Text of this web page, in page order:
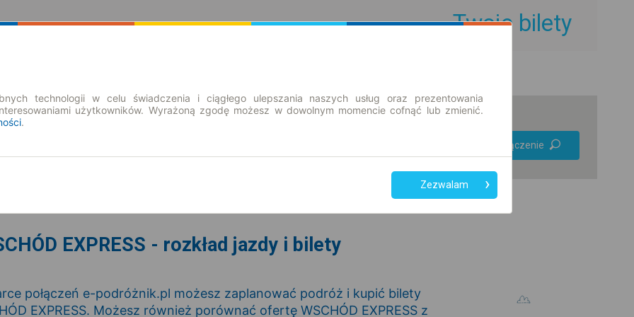
Twoje bilety
Tylko bilet online
Znajdź połączenie
EXPRESS - rozkład jazdy i bilety
połączeń e-podróżnik.pl możesz zaplanować podróż i kupić bilety
EXPRESS. Możesz również porównać ofertę WSCHÓD EXPRESS z
technologii w celu świadczenia i ciągłego ulepszania naszych usług oraz prezentowania
użytkowników. Wyrażoną zgodę możesz w dowolnym momencie cofnąć lub zmienić.
.
Zezwalam